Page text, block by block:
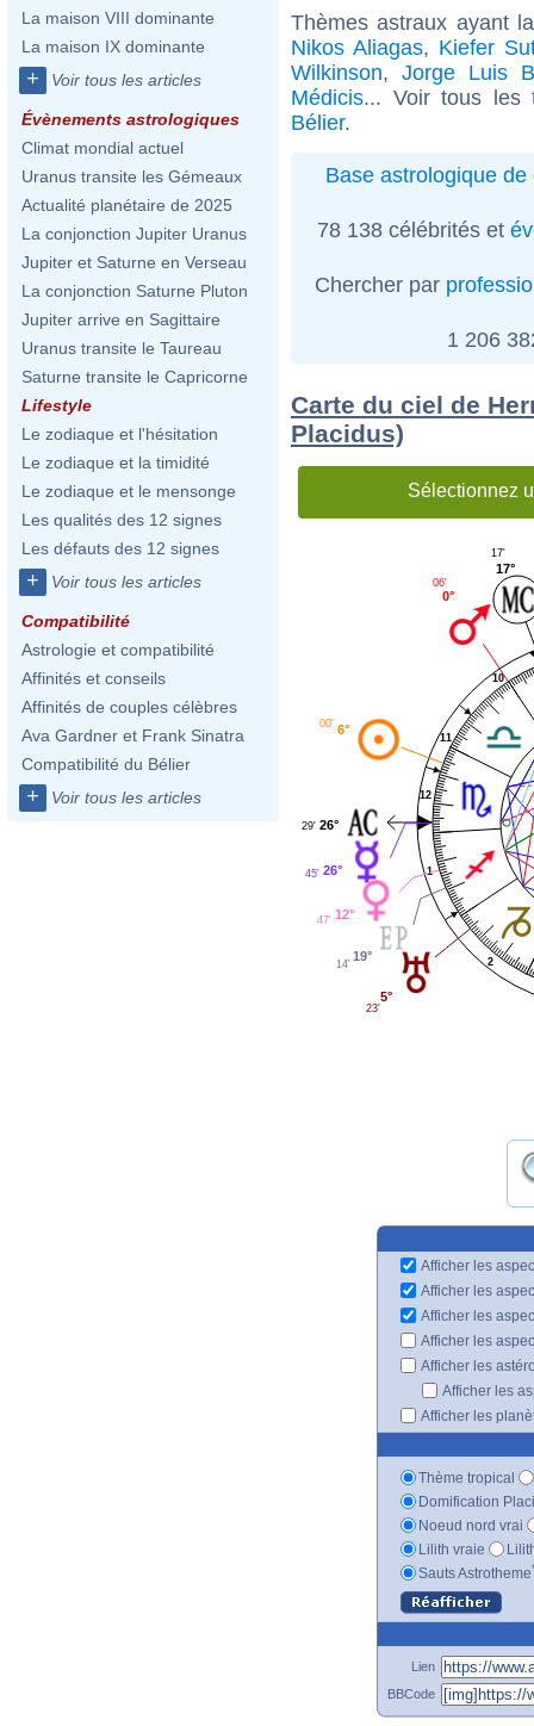
La maison VIII dominante
La maison IX dominante
+ Voir tous les articles
Évènements astrologiques
Climat mondial actuel
Uranus transite les Gémeaux
Actualité planétaire de 2025
La conjonction Jupiter Uranus
Jupiter et Saturne en Verseau
La conjonction Saturne Pluton
Jupiter arrive en Sagittaire
Uranus transite le Taureau
Saturne transite le Capricorne
Lifestyle
Le zodiaque et l'hésitation
Le zodiaque et la timidité
Le zodiaque et le mensonge
Les qualités des 12 signes
Les défauts des 12 signes
+ Voir tous les articles
Compatibilité
Astrologie et compatibilité
Affinités et conseils
Affinités de couples célèbres
Ava Gardner et Frank Sinatra
Compatibilité du Bélier
+ Voir tous les articles
Thèmes astraux ayant
Nikos Aliagas, Kiefer
Wilkinson, Jorge Luis
Médicis... Voir tous les
Bélier.
Base astrologique de
78 138 célébrités et
Chercher par
1 206
Carte du ciel de
Placidus)
Sélectionnez
1
2
10
11
12
17°
17'
0°
06'
6°
00'
26°
29'
26°
45'
12°
47'
19°
14'
5°
23'
Afficher les
Afficher les
Afficher les
Afficher les
Afficher les
Afficher les
Afficher les
Thème tropical
Domification
Noeud nord vrai
Lilith vraie
Sauts Astrotheme
Lien
BBCode